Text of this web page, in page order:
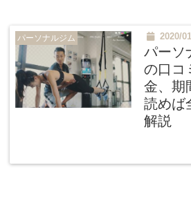
パーソナルジム 2020/
パーソ
の口コ
金、期
読めば
解説